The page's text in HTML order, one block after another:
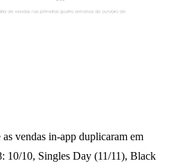
as vendas in-app duplicaram em
10/10, Singles Day (11/11), Black